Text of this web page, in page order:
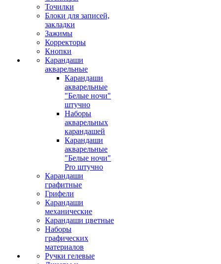
Точилки
Блоки для записей,
закладки
Зажимы
Корректоры
Кнопки
Карандаши
акварельные
Карандаши
акварельные
"Белые ночи"
штучно
Наборы
акварельных
карандашей
Карандаши
акварельные
"Белые ночи"
Pro штучно
Карандаши
графитные
Грифели
Карандаши
механические
Карандаши цветные
Наборы
графических
материалов
Ручки гелевые